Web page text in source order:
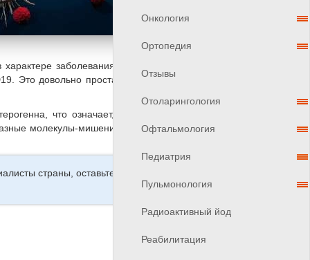
Онкология
Ортопедия
Отзывы
Отоларингология
Офтальмология
Педиатрия
Пульмонология
Радиоактивный йод
Реабилитация
заболевания и лечения. При лейкемии
Это довольно простая задача - спроектировать
что означает, что молекулы-мишени на
молекулы-мишени, поэтому создание CAR-T-
страны, оставьте заявку и